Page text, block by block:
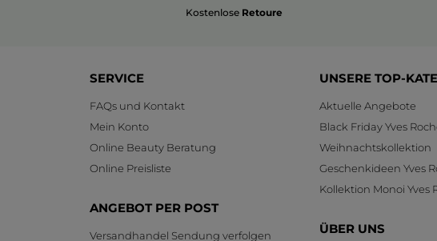
Kostenlose Retoure
SERVICE
FAQs und Kontakt
Mein Konto
Online Beauty Beratung
Online Preisliste
ANGEBOT PER POST
Versandhandel Sendung verfolgen
UNSERE TOP-
Aktuelle Angebote
Black Friday Yves
Weihnachtskollektion
Geschenkideen Yves
Kollektion Monoi Yves
ÜBER UNS